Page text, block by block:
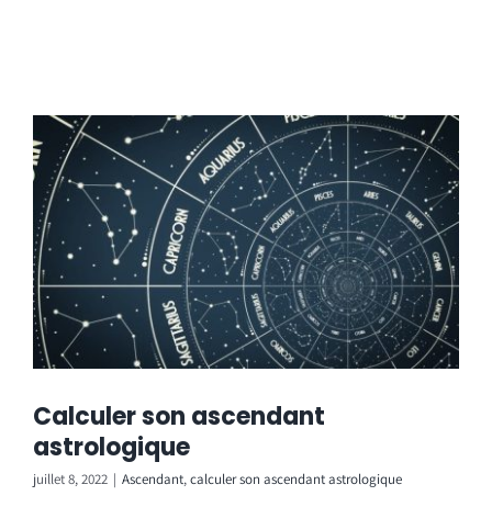
Calculer son ascendant
astrologique
juillet 8, 2022 | Ascendant,calculer son ascendant astrologique